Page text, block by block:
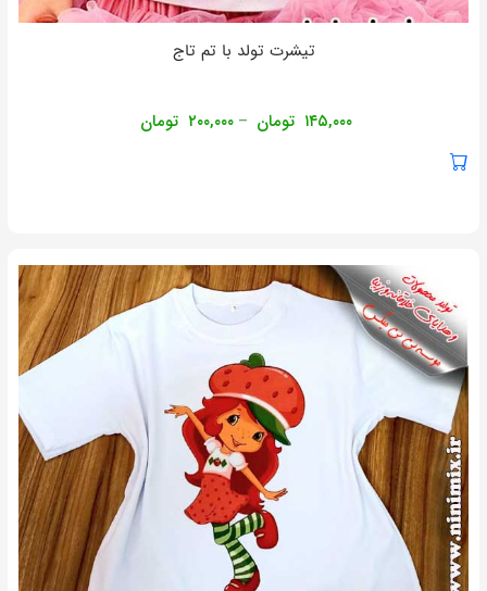
تیشرت تولد با تم تاج
۱۴۵,۰۰۰ تومان – ۲۰۰,۰۰۰ تومان